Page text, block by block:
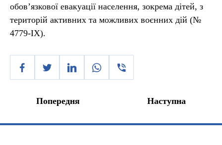
обов’язкової евакуації населення, зокрема дітей, з
територій активних та можливих воєнних дій (№
4779-IX).
Попередня Наступна